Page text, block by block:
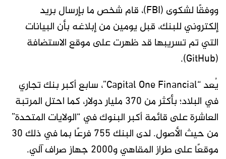
ووفقًا لشكوى (FBI)، قام شخص ما بإرسال بريد
إلكتروني للبنك، قبل يومين من إبلاغه بأن البيانات
التي تم تسريبها قد ظهرت على موقع الاستضافة
(GitHub).
يُعد “Capital One Financial”، سابع أكبر بنك تجاري
في البلاد؛ بأكثر من 370 مليار دولار، كما احتل المرتبة
العاشرة على قائمة أكبر البنوك في “الولايات المتحدة”
من حيث الأصول. لدى البنك 755 فرعًا بما في ذلك 30
موقعًا على طراز المقاهي و2000 جهاز صراف آلي.